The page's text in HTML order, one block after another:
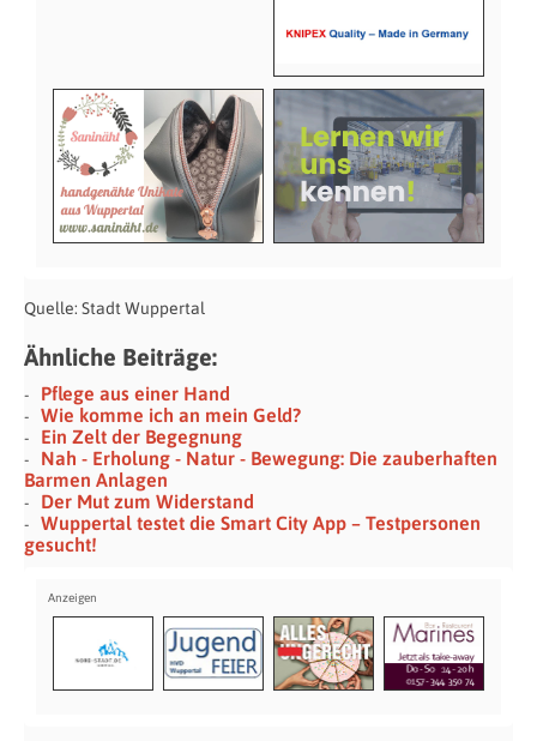
Quelle: Stadt Wuppertal
Ähnliche Beiträge:
Pflege aus einer Hand
Wie komme ich an mein Geld?
Ein Zelt der Begegnung
Nah - Erholung - Natur - Bewegung: Die zauberhaften
Barmen Anlagen
Der Mut zum Widerstand
Wuppertal testet die Smart City App – Testpersonen
gesucht!